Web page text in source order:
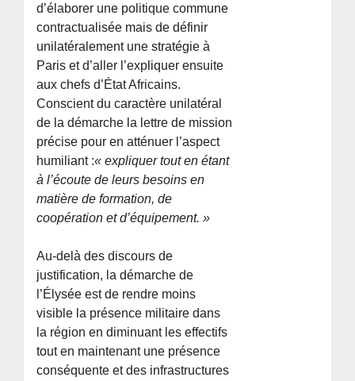
d’élaborer une politique commune
contractualisée mais de définir
unilatéralement une stratégie à
Paris et d’aller l’expliquer ensuite
aux chefs d’État Africains.
Conscient du caractère unilatéral
de la démarche la lettre de mission
précise pour en atténuer l’aspect
humiliant :« expliquer tout en étant
à l’écoute de leurs besoins en
matière de formation, de
coopération et d’équipement. »
Au-delà des discours de
justification, la démarche de
l’Élysée est de rendre moins
visible la présence militaire dans
la région en diminuant les effectifs
tout en maintenant une présence
conséquente et des infrastructures